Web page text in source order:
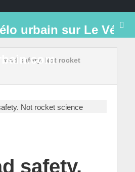
road safety. Not rocket
safety.